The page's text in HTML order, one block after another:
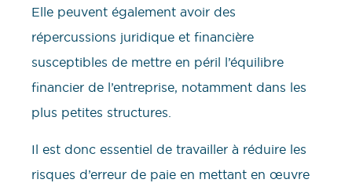
Elle peuvent également avoir des
répercussions juridique et financière
susceptibles de mettre en péril l’équilibre
financier de l’entreprise, notamment dans les
plus petites structures.
Il est donc essentiel de travailler à réduire les
risques d’erreur de paie en mettant en œuvre